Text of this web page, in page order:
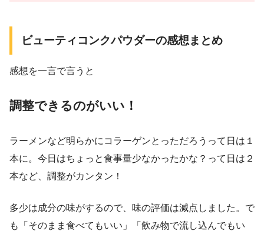
ビューティコンクパウダーの感想まとめ
感想を一言で言うと
調整できるのがいい！
ラーメンなど明らかにコラーゲンとっただろうって日は１
本に。今日はちょっと食事量少なかったかな？って日は２
本など、調整がカンタン！
多少は成分の味がするので、味の評価は減点しました。で
も「そのまま食べてもいい」「飲み物で流し込んでもい